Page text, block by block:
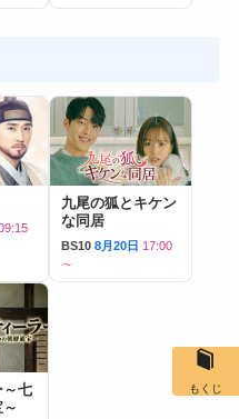
九尾の狐とキケン
な同居
BS10 8月20日 17:00
～
～七
もくじ